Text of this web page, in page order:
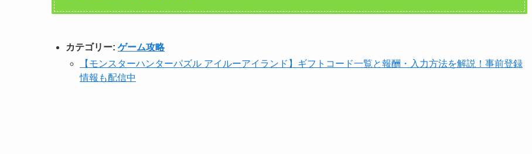
カテゴリー: ゲーム攻略
【モンスターハンターパズル アイルーアイランド】ギフトコード一覧と報酬・入力方法を解説！事前登録
情報も配信中